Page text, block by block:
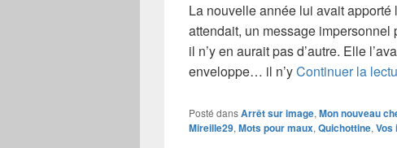
La nouvelle année lui avait
attendait, un message
il n’y en aurait pas d’autre. Elle
enveloppe… il n’yContinuer la
Posté dansArrêt sur image, Mon nouveau
Mireille29, Mots pour maux, Quichottine, Vos